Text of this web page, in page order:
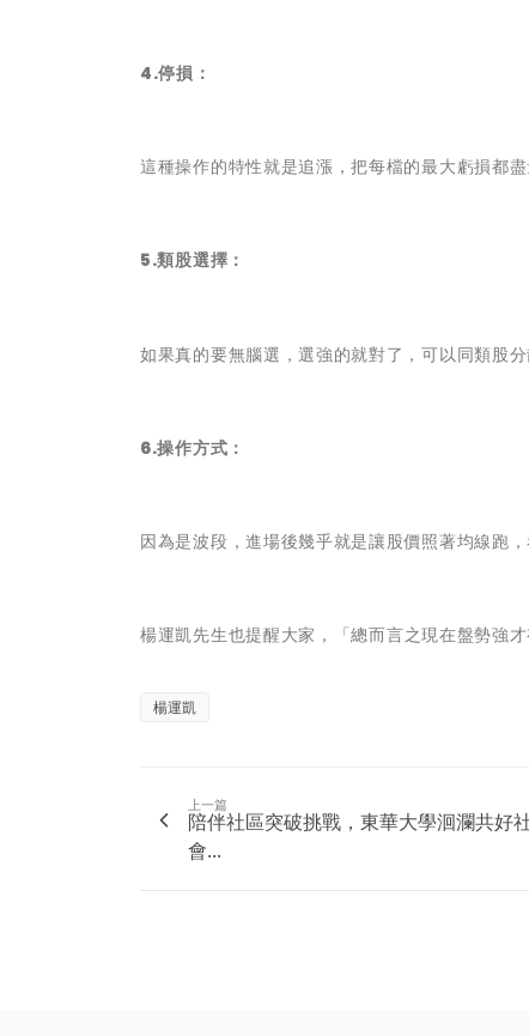
4.停損：
這種操作的特性就是追漲，把每檔的最大虧損都盡
5.類股選擇：
如果真的要無腦選，選強的就對了，可以同類股分
6.操作方式：
因為是波段，進場後幾乎就是讓股價照著均線跑
楊運凱先生也提醒大家 ，「總而言之現在盤勢強
楊運凱
上一篇
陪伴社區突破挑戰，東華大學洄瀾共好
會...